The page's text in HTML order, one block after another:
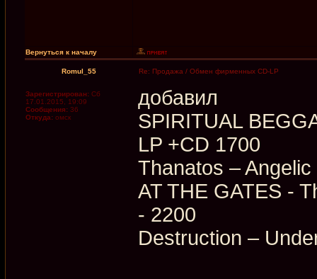
Вернуться к началу
Romul_55 Re: Продажа / Обмен фирменных CD-LP
Зарегистрирован: Сб
17.01.2015, 19:09
Сообщения: 36
Откуда: омск
добавил
SPIRITUAL
LP +CD 1700
Thanatos –
AT THE GATES -
- 2200
Destruction –